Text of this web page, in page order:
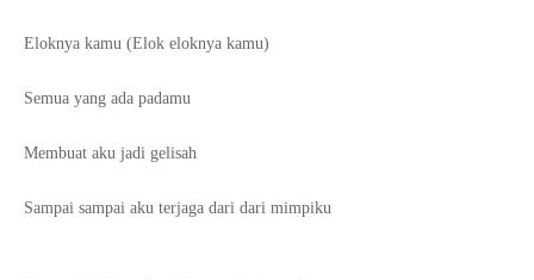
Eloknya kamu (Elok eloknya kamu)
Semua yang ada padamu
Membuat aku jadi gelisah
Sampai sampai aku terjaga dari dari mimpiku